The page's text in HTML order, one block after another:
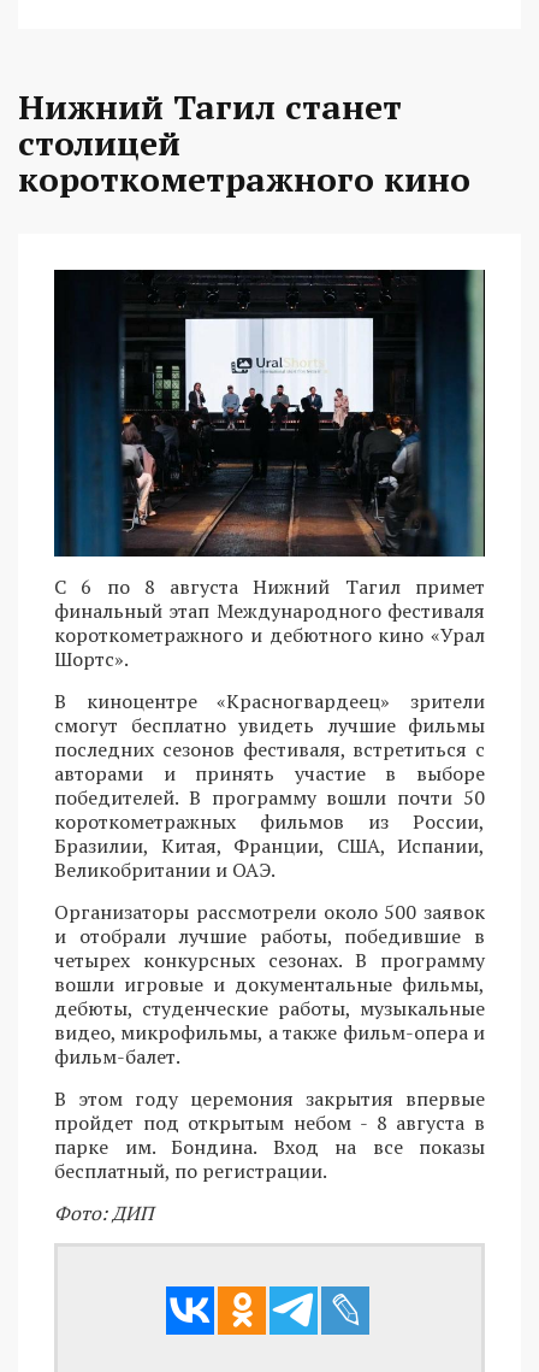
Нижний Тагил станет
столицей
короткометражного кино
С 6 по 8 августа Нижний Тагил примет
финальный этап Международного фестиваля
короткометражного и дебютного кино «Урал
Шортс».
В киноцентре «Красногвардеец» зрители
смогут бесплатно увидеть лучшие фильмы
последних сезонов фестиваля, встретиться с
авторами и принять участие в выборе
победителей. В программу вошли почти 50
короткометражных фильмов из России,
Бразилии, Китая, Франции, США, Испании,
Великобритании и ОАЭ.
Организаторы рассмотрели около 500 заявок
и отобрали лучшие работы, победившие в
четырех конкурсных сезонах. В программу
вошли игровые и документальные фильмы,
дебюты, студенческие работы, музыкальные
видео, микрофильмы, а также фильм-опера и
фильм-балет.
В этом году церемония закрытия впервые
пройдет под открытым небом - 8 августа в
парке им. Бондина. Вход на все показы
бесплатный, по регистрации.
Фото: ДИП